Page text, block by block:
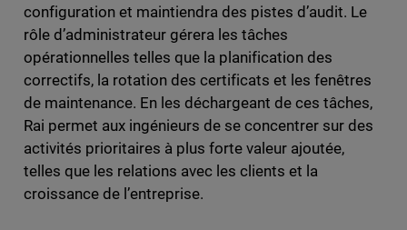
configuration et maintiendra des pistes d’audit. Le
rôle d’administrateur gérera les tâches
opérationnelles telles que la planification des
correctifs, la rotation des certificats et les fenêtres
de maintenance. En les déchargeant de ces tâches,
Rai permet aux ingénieurs de se concentrer sur des
activités prioritaires à plus forte valeur ajoutée,
telles que les relations avec les clients et la
croissance de l’entreprise.